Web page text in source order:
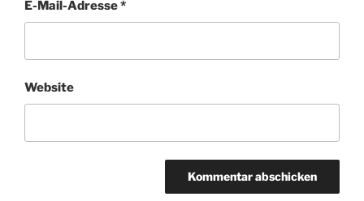
E-Mail-Adresse*
Website